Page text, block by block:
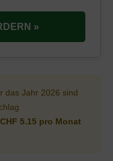
»
das Jahr 2026 sind
CHF 5.15 pro Monat